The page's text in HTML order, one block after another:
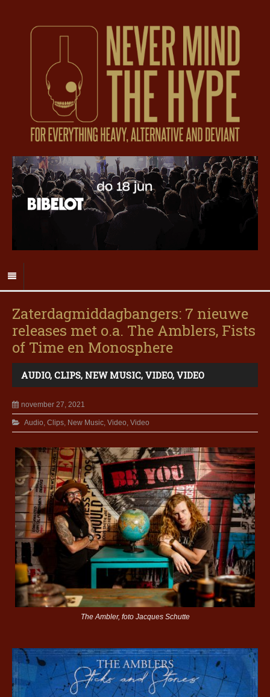
Zaterdagmiddagbangers: 7 nieuwe
releases met o.a. The Amblers, Fists
of Time en Monosphere
AUDIO, CLIPS, NEW MUSIC, VIDEO, VIDEO
november 27, 2021
Audio, Clips, New Music, Video, Video
The Ambler, foto Jacques Schutte